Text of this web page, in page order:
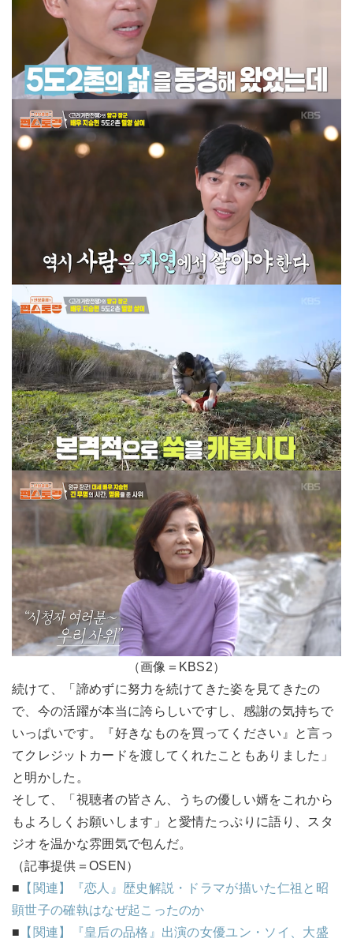
（画像＝KBS2）
続けて、「諦めずに努力を続けてきた姿を見てきたの
で、今の活躍が本当に誇らしいですし、感謝の気持ちで
いっぱいです。『好きなものを買ってください』と言っ
てクレジットカードを渡してくれたこともありました」
と明かした。
そして、「視聴者の皆さん、うちの優しい婿をこれから
もよろしくお願いします」と愛情たっぷりに語り、スタ
ジオを温かな雰囲気で包んだ。
（記事提供＝OSEN）
■ 【関連】『恋人』歴史解説・ドラマが描いた仁祖と昭
顕世子の確執はなぜ起こったのか
■ 【関連】『皇后の品格』出演の女優ユン・ソイ、大盛